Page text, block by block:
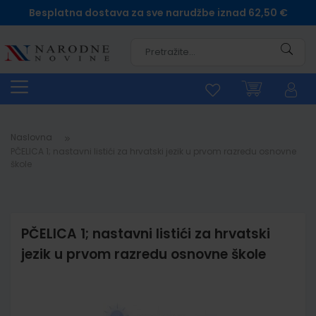
Besplatna dostava za sve narudžbe iznad 62,50 €
Naslovna
PČELICA 1; nastavni listići za hrvatski
jezik u prvom razredu osnovne škole